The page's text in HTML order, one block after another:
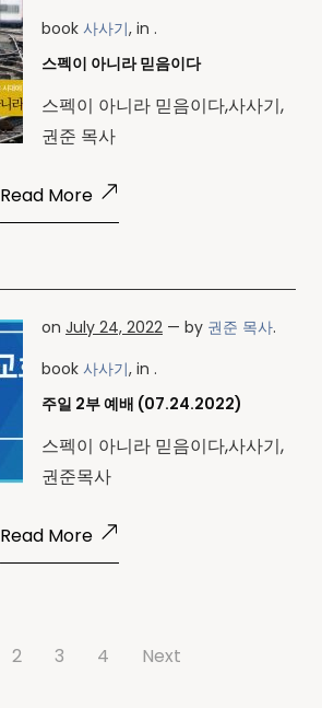
book 사사기, in .
스펙이 아니라 믿음이다
스펙이 아니라 믿음이다,사사기,
권준 목사
Read More
on July 24, 2022 — by 권준 목사.
book 사사기, in .
주일 2부 예배 (07.24.2022)
스펙이 아니라 믿음이다,사사기,
권준목사
Read More
2 3 4 Next